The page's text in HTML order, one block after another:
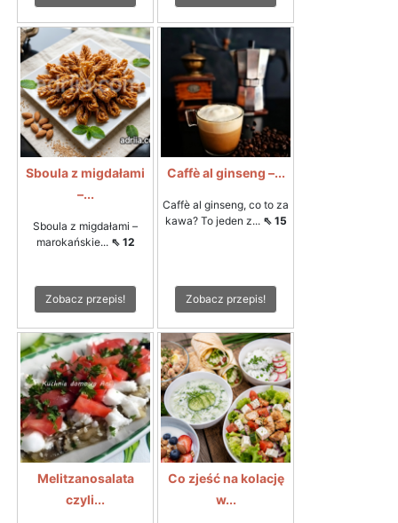
Sboula z migdałami
–...
Sboula z migdałami –
marokańskie... ⇖ 12
Zobacz przepis!
Caffè al ginseng –...
Caffè al ginseng, co to za
kawa? To jeden z... ⇖ 15
Zobacz przepis!
Melitzanosalata
czyli...
Co zjeść na kolację
w...